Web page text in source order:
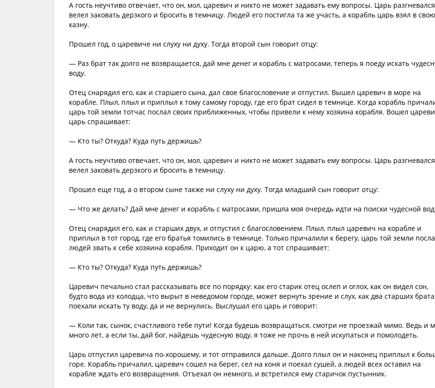
А гость неучтиво отвечает, что он, мол, царевич и никто не может задавать ему вопросы. Царь
велел заковать дерзкого и бросить в темницу. Людей его постигла та же участь, а корабль царь взял в свою
казну.
Прошел год, о царевиче ни слуху ни духу. Тогда второй сын говорит отцу:
— Раз брат так долго не возвращается, дай мне денег и корабль с матросами, теперь я поеду искать
воду.
Отец снарядил его, как и старшего сына, дал свое благословение и отпустил. Вышел царевич в море на
корабле. Плыл, плыл и приплыл к тому самому городу, где его брат сидел в темнице. Когда корабль
царь той земли тотчас послал своих приближенных, чтобы привели к нему хозяина корабля. Вошел
царь спрашивает:
— Кто ты? Откуда? Куда путь держишь?
А гость неучтиво отвечает, что он, мол, царевич и никто не может задавать ему вопросы. Царь
велел заковать дерзкого и бросить в темницу.
Прошел еще год, а о втором сыне также ни слуху ни духу. Тогда младший сын говорит отцу:
— Что же делать? Дай мне денег и корабль с матросами, пришла моя очередь идти на поиски чудесной
Отец снарядил его, как и старших двух, и отпустил с благословением. Плыл, плыл царевич на корабле и
приплыл в тот город, где его братья томились в темнице. Только причалили к берегу, царь той земли
людей звать к себе хозяина корабля. Приходит он к царю, а тот спрашивает:
— Кто ты? Откуда? Куда путь держишь?
Царевич печально стал рассказывать все по порядку: как его старик отец ослеп и оглох, как он видел сон,
будто вода из колодца, что вырыт в неведомом городе, может вернуть зрение и слух, как два старших брата
поехали искать ту воду, да и не вернулись. Выслушал его царь и говорит:
— Коли так, сынок, счастливого тебе пути! Когда будешь возвращаться, смотри не проезжай мимо. Ведь и
много лет, а если ты, дай бог, найдешь чудесную воду, я тоже не прочь в ней искупаться и помолодеть.
Царь отпустил царевича по-хорошему, и тот отправился дальше. Долго плыл он и наконец приплыл к
горе. Корабль причалил, царевич сошел на берег, сел на коня и поехал сушей, а людей всех оставил на
корабле ждать его возвращения. Отъехал он немного, и встретился ему старичок пустынник.